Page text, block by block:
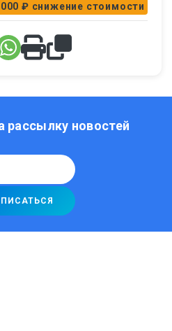
₽ снижение стоимости
рассылку новостей